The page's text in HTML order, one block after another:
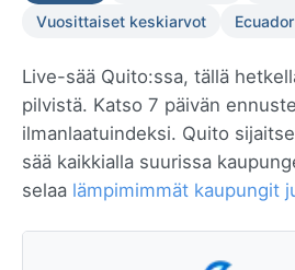
Vuosittaiset keskiarvot
Live-sää Quito:ssa, tällä
pilvistä. Katso 7 päivän
ilmanlaatuindeksi. Quito
sää kaikkialla suurissa
selaa lämpimimmät kaupungit